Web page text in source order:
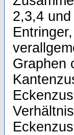
2,3,4
Graphen